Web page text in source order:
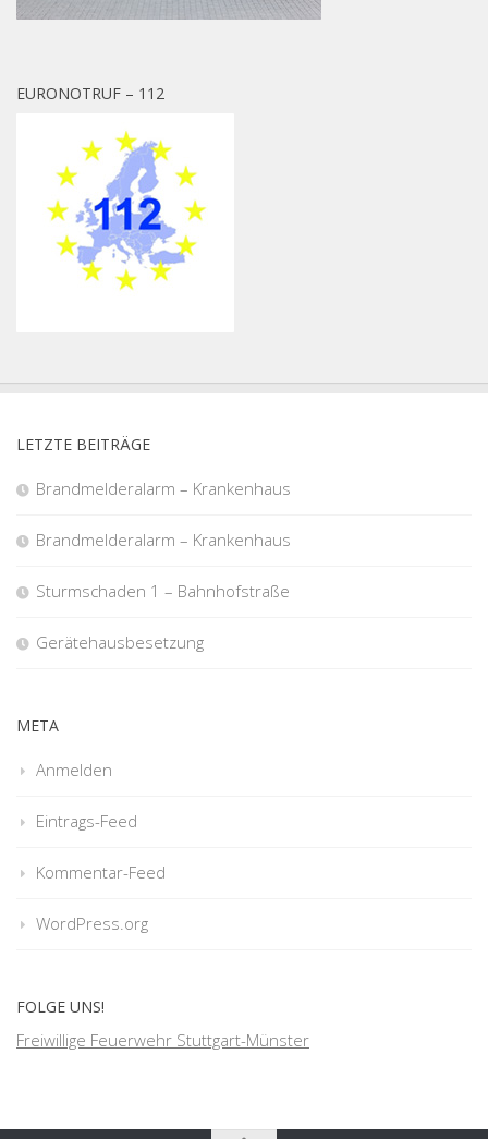
EURONOTRUF – 112
LETZTE BEITRÄGE
Brandmelderalarm – Krankenhaus
Brandmelderalarm – Krankenhaus
Sturmschaden 1 – Bahnhofstraße
Gerätehausbesetzung
META
Anmelden
Eintrags-Feed
Kommentar-Feed
WordPress.org
FOLGE UNS!
Freiwillige Feuerwehr Stuttgart-Münster